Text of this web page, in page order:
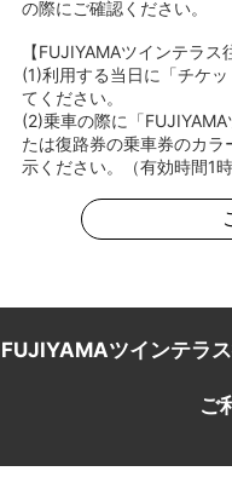
の際にご確認ください。
【FUJIYAMAツインテラス
(1)利用する当日に「チケ
てください。
(2)乗車の際に「
たは復路券の乗車券のカ
示ください。（有効時間1時
FUJIYAMAツインテラ
ご